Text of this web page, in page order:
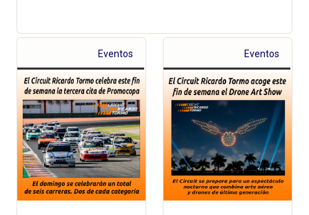
Eventos Eventos